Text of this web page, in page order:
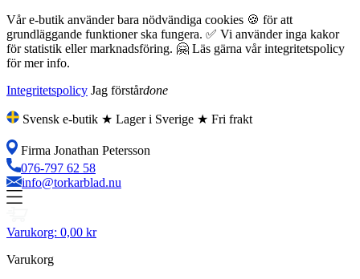
Vår e-butik använder bara nödvändiga cookies 🍪 för att
grundläggande funktioner ska fungera. ✅ Vi använder inga kakor
för statistik eller marknadsföring. 🤗 Läs gärna vår integritetspolicy
för mer info.
Integritetspolicy Jag förstårdone
Svensk e-butik ★ Lager i Sverige ★ Fri frakt
Firma Jonathan Petersson
076-797 62 58
info@torkarblad.nu
Varukorg: 0,00 kr
Varukorg